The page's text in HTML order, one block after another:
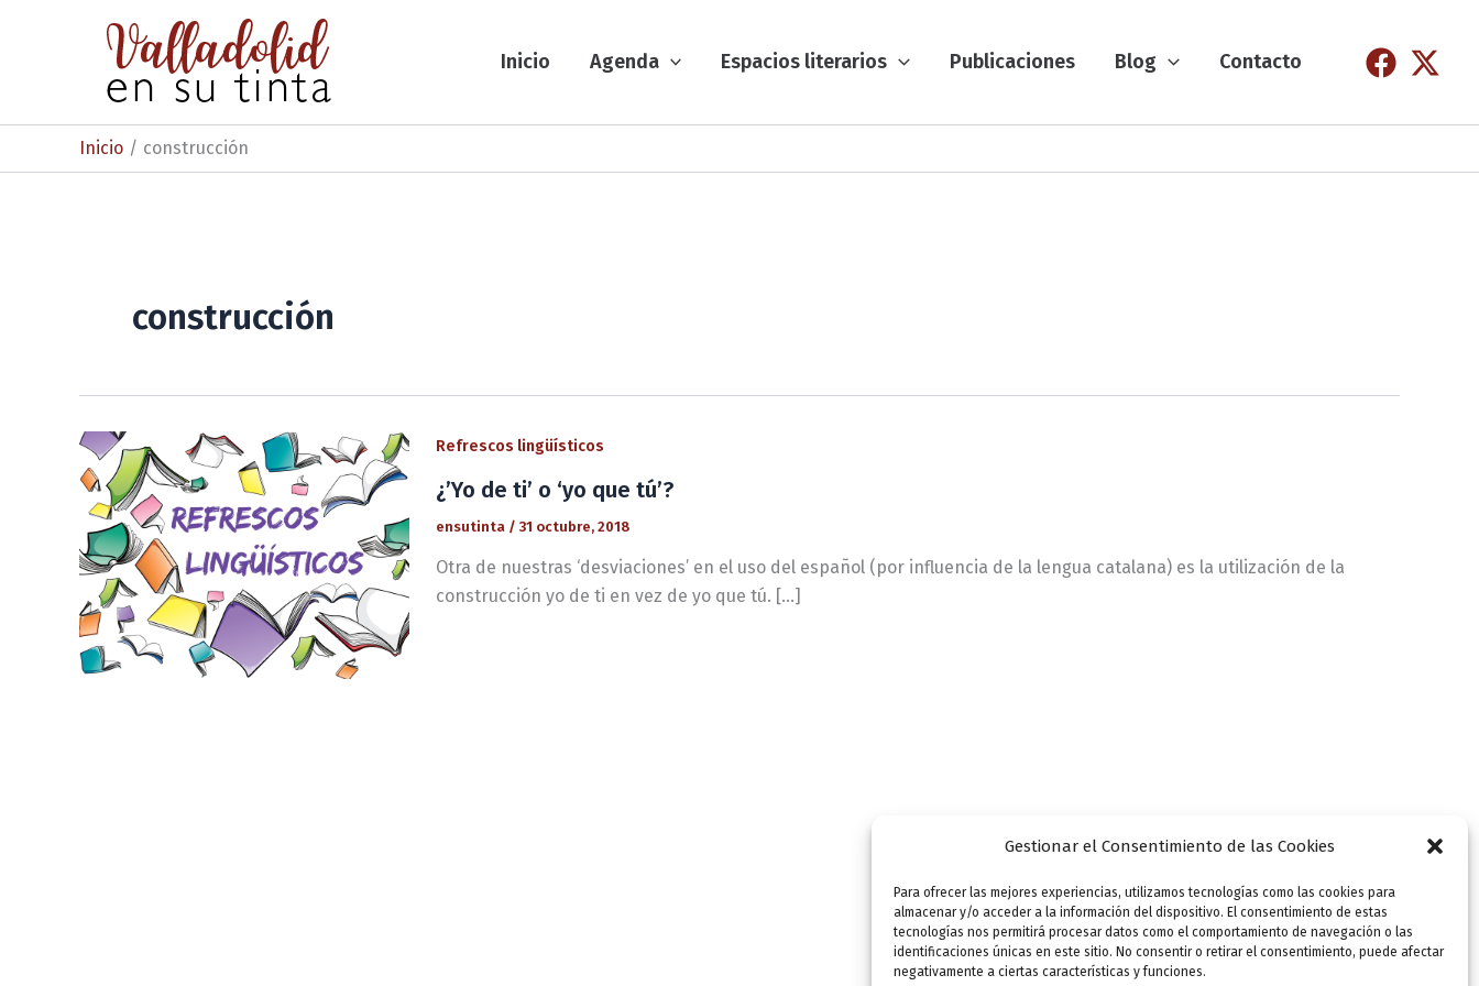
Gestionar el Consentimiento de las Cookies
Para ofrecer las mejores experiencias, utilizamos tecnologías como las cookies para
almacenar y/o acceder a la información del dispositivo. El consentimiento de estas
tecnologías nos permitirá procesar datos como el comportamiento de navegación o las
identificaciones únicas en este sitio. No consentir o retirar el consentimiento, puede afectar
negativamente a ciertas características y funciones.
Inicio Agenda Espacios literarios Publicaciones Blog Contacto
Inicio construcción
construcción
Refrescos lingüísticos
¿’Yo de ti’ o ‘yo que tú’?
ensutinta / 31 octubre, 2018
Otra de nuestras ‘desviaciones’ en el uso del español (por influencia de la lengua catalana) es la utilización de la
construcción yo de ti en vez de yo que tú. […]